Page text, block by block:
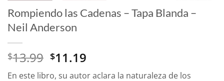
Rompiendo las Cadenas – Tapa Blanda –
Neil Anderson
$13.99 El
$11.19
precio
En este libro, su autor aclara la naturaleza de los